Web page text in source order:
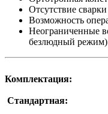
Отсутствие
Возможность
Неограниченные
безлюдный режим)
Комплектация:
Стандартная: